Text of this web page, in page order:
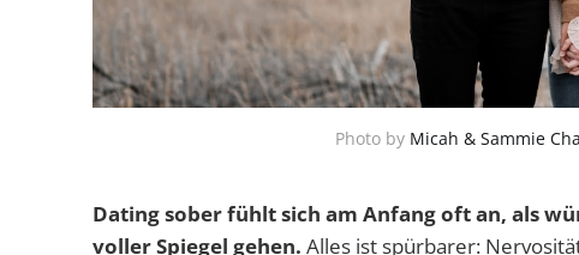
Photo by Micah & Sammie
Dating sober fühlt sich am Anfang oft an, als
voller Spiegel gehen. Alles ist spürbarer: